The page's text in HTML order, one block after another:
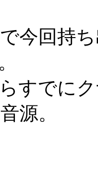
今回持ち
すでに
源。